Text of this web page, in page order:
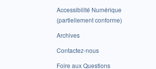
Accessibilité Numérique
(partiellement conforme)
Archives
Contactez-nous
Foire aux Questions